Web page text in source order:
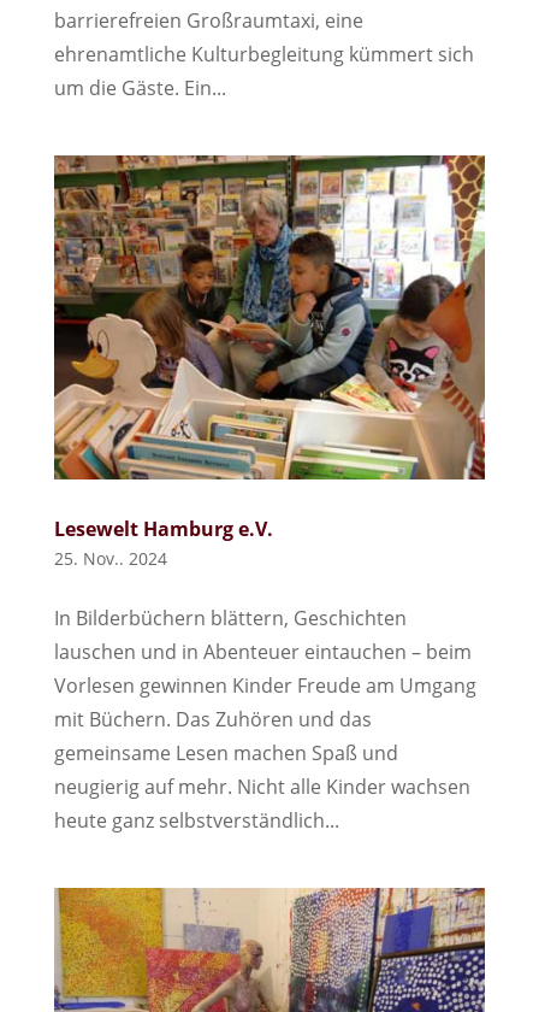
barrierefreien Großraumtaxi, eine
ehrenamtliche Kulturbegleitung kümmert sich
um die Gäste. Ein...
Lesewelt Hamburg e.V.
25. Nov.. 2024
In Bilderbüchern blättern, Geschichten
lauschen und in Abenteuer eintauchen – beim
Vorlesen gewinnen Kinder Freude am Umgang
mit Büchern. Das Zuhören und das
gemeinsame Lesen machen Spaß und
neugierig auf mehr. Nicht alle Kinder wachsen
heute ganz selbstverständlich...